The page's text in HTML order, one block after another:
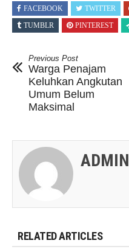
FACEBOOK TWITTER
TUMBLR
PINTEREST
Previous Post
Warga Penajam
Keluhkan Angkutan
Umum Belum
Maksimal
ADMIN
RELATED ARTICLES